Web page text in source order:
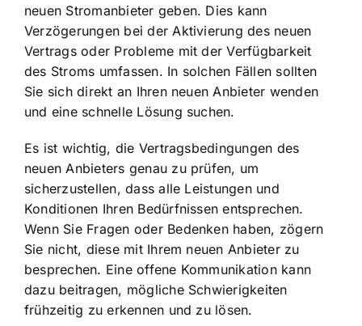
neuen Stromanbieter geben. Dies kann
Verzögerungen bei der Aktivierung des neuen
Vertrags oder Probleme mit der Verfügbarkeit
des Stroms umfassen. In solchen Fällen sollten
Sie sich direkt an Ihren neuen Anbieter wenden
und eine schnelle Lösung suchen.
Es ist wichtig, die Vertragsbedingungen des
neuen Anbieters genau zu prüfen, um
sicherzustellen, dass alle Leistungen und
Konditionen Ihren Bedürfnissen entsprechen.
Wenn Sie Fragen oder Bedenken haben, zögern
Sie nicht, diese mit Ihrem neuen Anbieter zu
besprechen. Eine offene Kommunikation kann
dazu beitragen, mögliche Schwierigkeiten
frühzeitig zu erkennen und zu lösen.